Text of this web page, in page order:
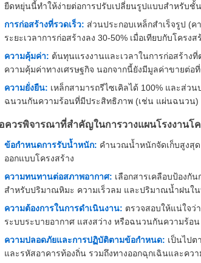
ยืดหยุ่นนี้ทำให้ง่ายต่อการปรับเปลี่ยนรูปแบบสำหรับชั้
การก่อสร้างที่รวดเร็ว: ส่วนประกอบเหล็กสำเร็จรูป (
ระยะเวลาการก่อสร้างลง 30-50% เมื่อเทียบกับโครง
ความคุ้มค่า: ต้นทุนแรงงานและเวลาในการก่อสร้าง
ความคุ้มค่าทางเศรษฐกิจ นอกจากนี้ยังมีมูลค่าขายต่อ
ความยั่งยืน: เหล็กสามารถรีไซเคิลได้ 100% และส่ว
ฉนวนกันความร้อนที่มีประสิทธิภาพ (เช่น แผ่นฉนวน)
ควรพิจารณาที่สำคัญในการวางแผนโรงงานโค
ข้อกำหนดการรับน้ำหนัก: คำนวณน้ำหนักจัดเก็บสูงสุ
ออกแบบโครงสร้าง
ความทนทานต่อสภาพอากาศ: เลือกสารเคลือบป้องกั
สำหรับปริมาณหิมะ ความเร็วลม และปริมาณน้ำฝนใ
ความต้องการในการดำเนินงาน: ตรวจสอบให้แน่ใจว่
ระบบระบายอากาศ แสงสว่าง หรือฉนวนกันความร้อ
ความปลอดภัยและการปฏิบัติตามข้อกำหนด: เป็นไปต
และรหัสอาคารท้องถิ่น รวมถึงทางออกฉุกเฉินและคว